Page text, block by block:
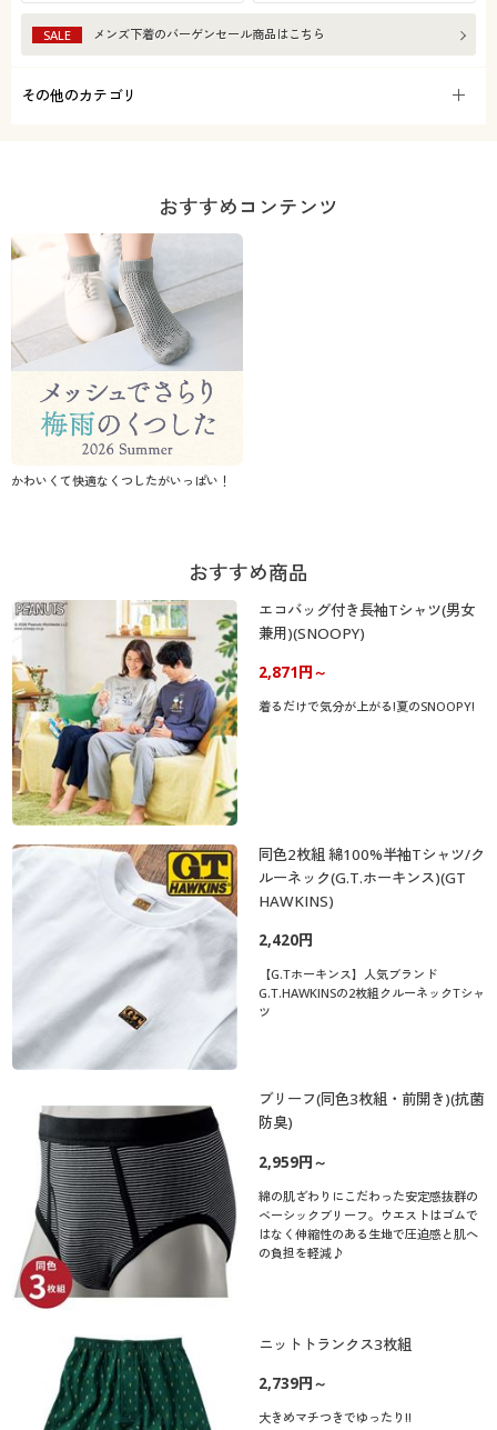
SALE メンズ下着のバーゲンセール商品はこちら
その他のカテゴリ
おすすめコンテンツ
かわいくて快適なくつしたがいっぱい！
おすすめ商品
エコバッグ付き長袖Tシャツ(男女
兼用)(SNOOPY)
2,871円～
着るだけで気分が上がる!夏のSNOOPY!
同色2枚組 綿100%半袖Tシャツ/ク
ルーネック(G.T.ホーキンス)(GT
HAWKINS)
2,420円
【G.Tホーキンス】人気ブランド
G.T.HAWKINSの2枚組クルーネックTシャ
ツ
ブリーフ(同色3枚組・前開き)(抗菌
防臭)
2,959円～
綿の肌ざわりにこだわった安定感抜群の
ベーシックブリーフ。ウエストはゴムで
はなく伸縮性のある生地で圧迫感と肌へ
の負担を軽減♪
ニットトランクス3枚組
2,739円～
大きめマチつきでゆったり!!